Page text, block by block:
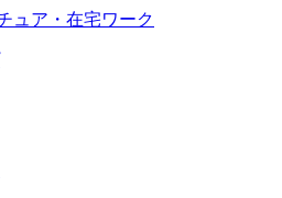
ュア・在宅ワーク